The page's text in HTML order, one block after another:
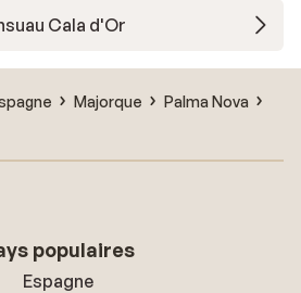
Cala d'Or
Majorque
Palma Nova
populaires
Espagne